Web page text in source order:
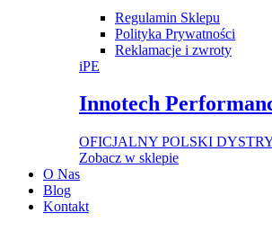
Regulamin Sklepu
Polityka Prywatności
Reklamacje i zwroty
iPE
Innotech
OFICJALNY POLSKI
Zobacz w sklepie
O Nas
Blog
Kontakt